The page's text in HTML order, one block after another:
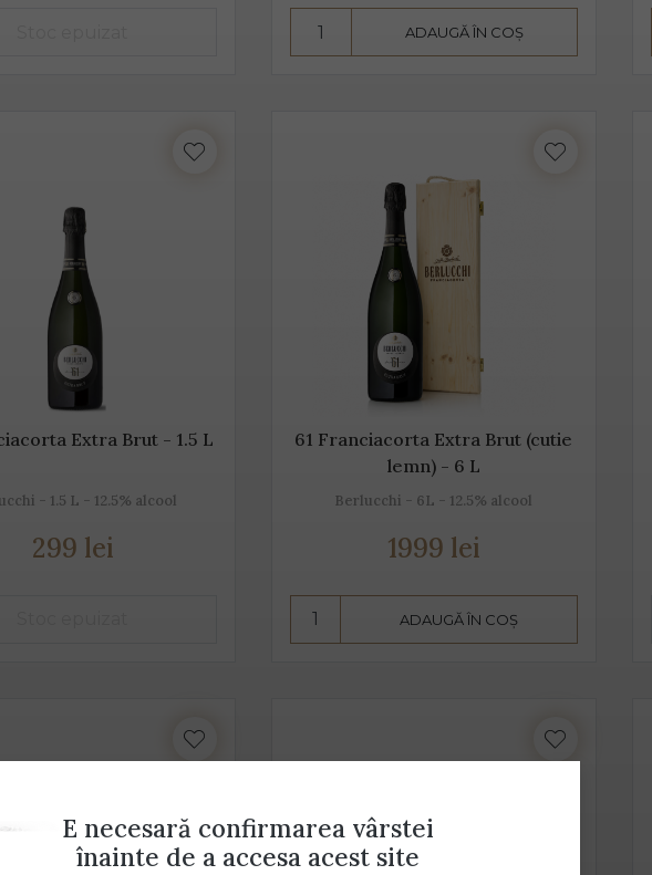
pe care îl poate oferi între dulceața fructelor și aciditatea băuturii.
ADAUGĂ ÎN COȘ
Extra Brut - 1.5 L
- 1.5 L - 12.5% alcool
299 lei
61 Franciacorta Extra Brut (cutie
lemn) - 6 L
Berlucchi - 6L - 12.5% alcool
1999 lei
ADAUGĂ ÎN COȘ
E necesară confirmarea vârstei
înainte de a accesa acest site